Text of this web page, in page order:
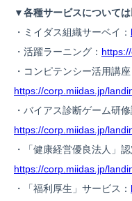
▼各種サービスについては
・ミイダス組織サーベイ：
・活躍ラーニング：
・コンピテンシー活用講座
https://corp.miidas.jp/
・バイアス診断ゲーム研修
https://corp.miidas.jp/
・「健康経営優良法人」
https://corp.miidas.jp/
・「福利厚生」サービス：